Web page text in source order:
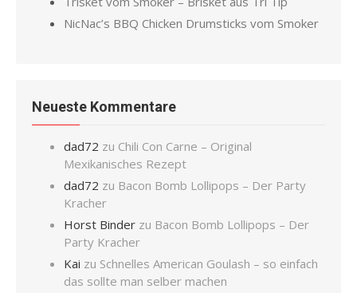
NicNac’s BBQ Chicken Drumsticks vom Smoker
Neueste Kommentare
dad72 zu Chili Con Carne – Original
Mexikanisches Rezept
dad72 zu Bacon Bomb Lollipops – Der Party
Kracher
Horst Binder zu Bacon Bomb Lollipops – Der
Party Kracher
Kai zu Schnelles American Goulash – so einfach
das sollte man selber machen